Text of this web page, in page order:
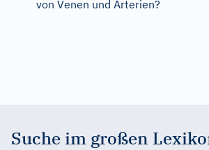
von Venen und Arterien?
Suche im großen